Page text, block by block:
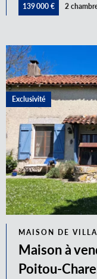
139 000 € 2
MAISON DE
Maison à
Poitou-
Exclusivité